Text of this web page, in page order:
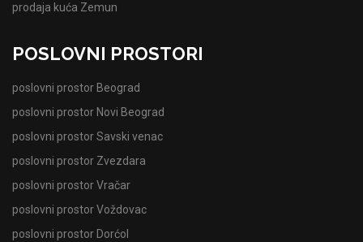
prodaja kuća Zemun
POSLOVNI PROSTORI
poslovni prostor Beograd
poslovni prostor Novi Beograd
poslovni prostor Savski venac
poslovni prostor Zvezdara
poslovni prostor Vračar
poslovni prostor Voždovac
poslovni prostor Dorćol